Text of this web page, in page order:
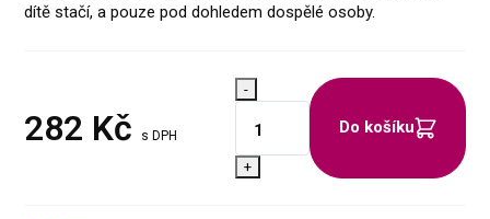
dítě stačí, a pouze pod dohledem dospělé osoby.
282 Kč s DPH
-
+
Do košíku